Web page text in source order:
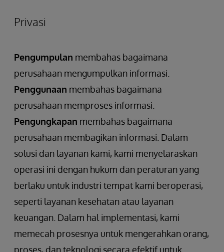
Privasi
Pengumpulan membahas bagaimana
perusahaan mengumpulkan informasi.
Penggunaan membahas bagaimana
perusahaan memproses informasi.
Pengungkapan membahas bagaimana
perusahaan membagikan informasi. Dalam
solusi dan layanan kami, kami menyelaraskan
operasi ini dengan hukum dan peraturan yang
berlaku untuk industri tempat kami beroperasi,
seperti layanan kesehatan atau layanan
keuangan. Dalam hal implementasi, kami
memecah prosesnya untuk mengerahkan orang,
proses, dan teknologi secara efektif untuk